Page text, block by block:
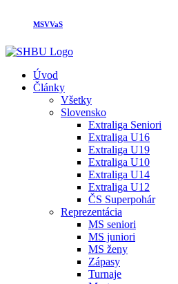
MSVVaS
Úvod
Články
Všetky
Slovensko
Extraliga Seniori
Extraliga U16
Extraliga U19
Extraliga U10
Extraliga U14
Extraliga U12
ČS Superpohár
Reprezentácia
MS seniori
MS juniori
MS ženy
Zápasy
Turnaje